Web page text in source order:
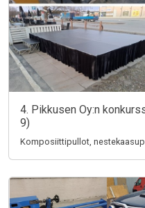
4. Pikkusen Oy:n
9)
Komposiittipullot,